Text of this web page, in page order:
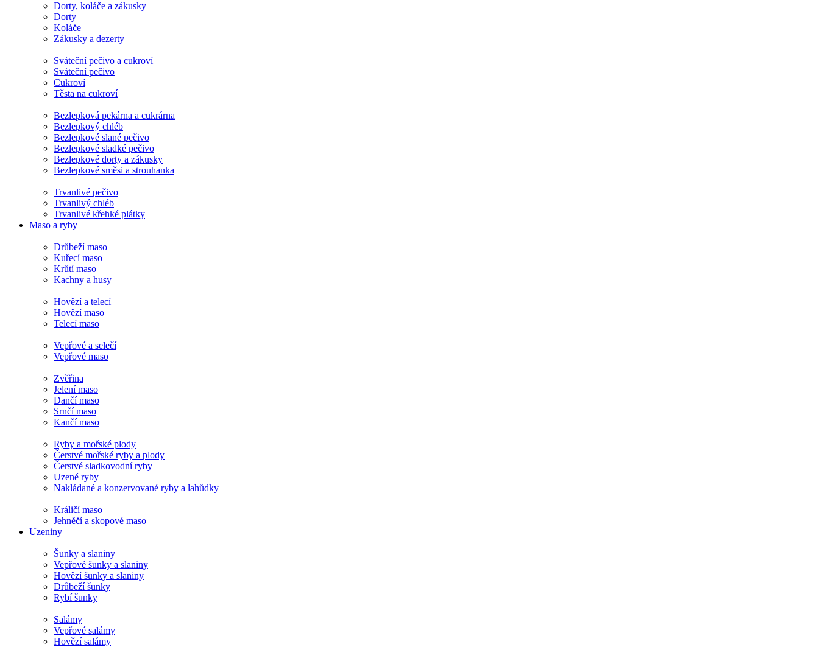
Dorty, koláče a zákusky
Dorty
Koláče
Zákusky a dezerty
Sváteční pečivo a cukroví
Sváteční pečivo
Cukroví
Těsta na cukroví
Bezlepková pekárna a cukrárna
Bezlepkový chléb
Bezlepkové slané pečivo
Bezlepkové sladké pečivo
Bezlepkové dorty a zákusky
Bezlepkové směsi a strouhanka
Trvanlivé pečivo
Trvanlivý chléb
Trvanlivé křehké plátky
Maso a ryby
Drůbeží maso
Kuřecí maso
Krůtí maso
Kachny a husy
Hovězí a telecí
Hovězí maso
Telecí maso
Vepřové a selečí
Vepřové maso
Zvěřina
Jelení maso
Dančí maso
Srnčí maso
Kančí maso
Ryby a mořské plody
Čerstvé mořské ryby a plody
Čerstvé sladkovodní ryby
Uzené ryby
Nakládané a konzervované ryby a lahůdky
Králičí maso
Jehněčí a skopové maso
Uzeniny
Šunky a slaniny
Vepřové šunky a slaniny
Hovězí šunky a slaniny
Drůbeží šunky
Rybí šunky
Salámy
Vepřové salámy
Hovězí salámy